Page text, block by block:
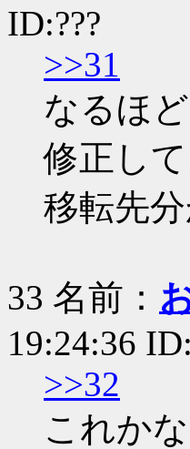
ID:???
>>31
なるほ
修正して
移転先
33 名前：
19:24:36
>>32
これか